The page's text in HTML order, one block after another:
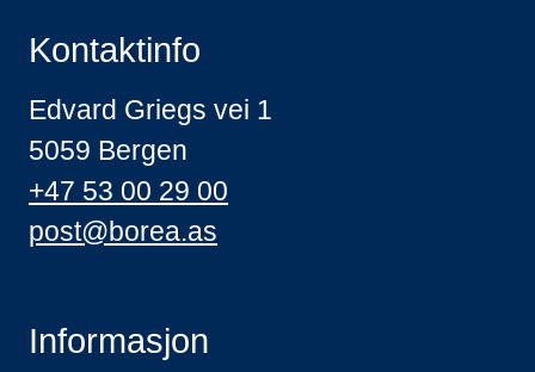
Kontaktinfo
Edvard Griegs vei 1
5059 Bergen
+47 53 00 29 00
post@borea.as
Informasjon